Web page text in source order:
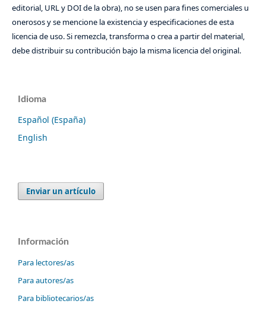
editorial, URL y DOI de la obra), no se usen para fines comerciales u
onerosos y se mencione la existencia y especificaciones de esta
licencia de uso. Si remezcla, transforma o crea a partir del material,
debe distribuir su contribución bajo la misma licencia del original.
Idioma
Español (España)
English
Enviar un artículo
Información
Para lectores/as
Para autores/as
Para bibliotecarios/as